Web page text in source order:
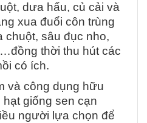
dưa hấu, củ cải và
xua đuổi côn trùng
chuột, sâu đục nho,
thời thu hút các
có ích.
và công dụng hữu
hạt giống sen cạn
người lựa chọn để